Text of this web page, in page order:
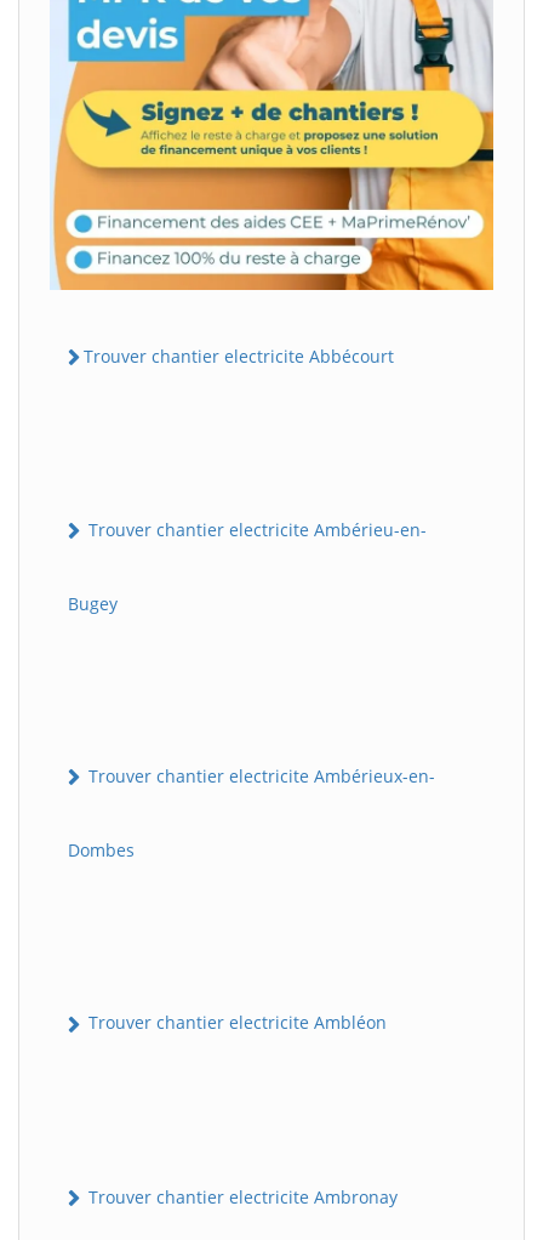
Trouver chantier electricite Abbécourt
Trouver chantier electricite Ambérieu-en-
Bugey
Trouver chantier electricite Ambérieux-en-
Dombes
Trouver chantier electricite Ambléon
Trouver chantier electricite Ambronay